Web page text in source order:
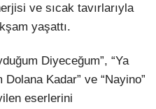
ve sıcak tavırlarıyla
yaşattı.
Diyeceğum”, “Ya
Dolana Kadar” ve “Nayino”
eserlerini